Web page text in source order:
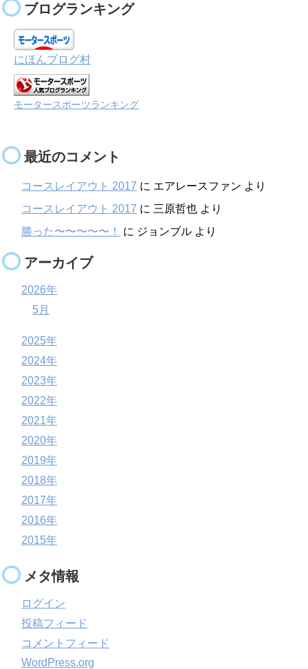
ブログランキング
にほんブログ村
モータースポーツランキング
最近のコメント
コースレイアウト 2017 に エアレースファン より
コースレイアウト 2017 に 三原哲也 より
勝った〜〜〜〜〜！
に ジョンブル より
アーカイブ
2026年
5月
2025年
2024年
2023年
2022年
2021年
2020年
2019年
2018年
2017年
2016年
2015年
メタ情報
ログイン
投稿フィード
コメントフィード
WordPress.org